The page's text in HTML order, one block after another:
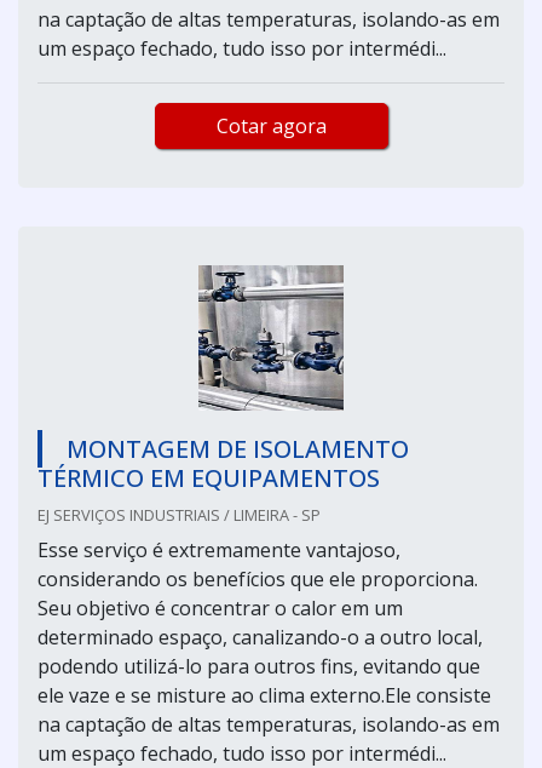
na captação de altas temperaturas, isolando-as em
um espaço fechado, tudo isso por intermédi...
Cotar agora
MONTAGEM DE ISOLAMENTO
TÉRMICO EM EQUIPAMENTOS
EJ SERVIÇOS INDUSTRIAIS / LIMEIRA - SP
Esse serviço é extremamente vantajoso,
considerando os benefícios que ele proporciona.
Seu objetivo é concentrar o calor em um
determinado espaço, canalizando-o a outro local,
podendo utilizá-lo para outros fins, evitando que
ele vaze e se misture ao clima externo.Ele consiste
na captação de altas temperaturas, isolando-as em
um espaço fechado, tudo isso por intermédi...